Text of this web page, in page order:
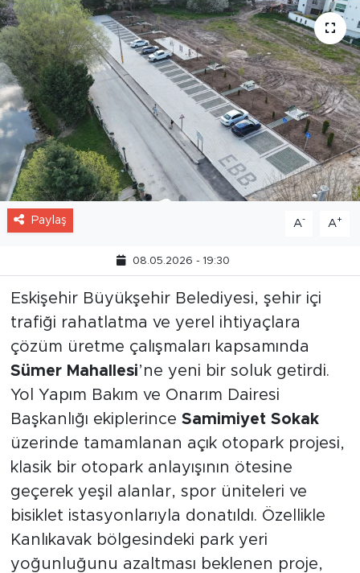
Paylaş A- A+
08.05.2026 - 19:30
Eskişehir Büyükşehir Belediyesi, şehir içi
trafiği rahatlatma ve yerel ihtiyaçlara
çözüm üretme çalışmaları kapsamında
Sümer Mahallesi’ne yeni bir soluk getirdi.
Yol Yapım Bakım ve Onarım Dairesi
Başkanlığı ekiplerince Samimiyet Sokak
üzerinde tamamlanan açık otopark projesi,
klasik bir otopark anlayışının ötesine
geçerek yeşil alanlar, spor üniteleri ve
bisiklet istasyonlarıyla donatıldı. Özellikle
Kanlıkavak bölgesindeki park yeri
yoğunluğunu azaltması beklenen proje,